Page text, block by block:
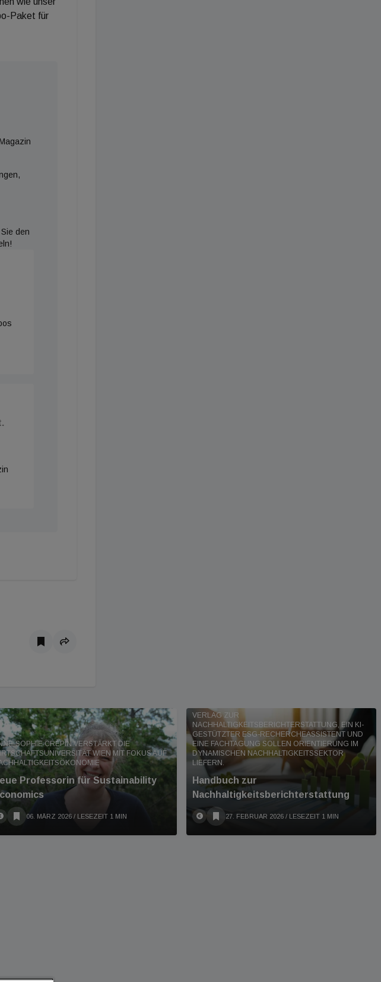
Paket für
den
SOPHIE CRÉPIN VERSTÄRKT DIE
WIEN MIT FOKUS AUF
Professorin für Sustainability
06. MÄRZ 2026 / LESEZEIT 1 MIN
VERLAG ZUR
NACHHALTIGKEITSBERICHTERSTATTUNG, EIN KI-
GESTÜTZTER ESG-RECHERCHEASSISTENT UND
EINE FACHTAGUNG SOLLEN ORIENTIERUNG IM
DYNAMISCHEN NACHHALTIGKEITSSEKTOR
LIEFERN.
Handbuch zur
Nachhaltigkeitsberichterstattung
27. FEBRUAR 2026 / LESEZEIT 1 MIN